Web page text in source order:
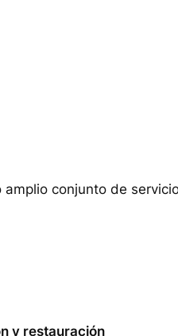
amplio conjunto de
y restauración